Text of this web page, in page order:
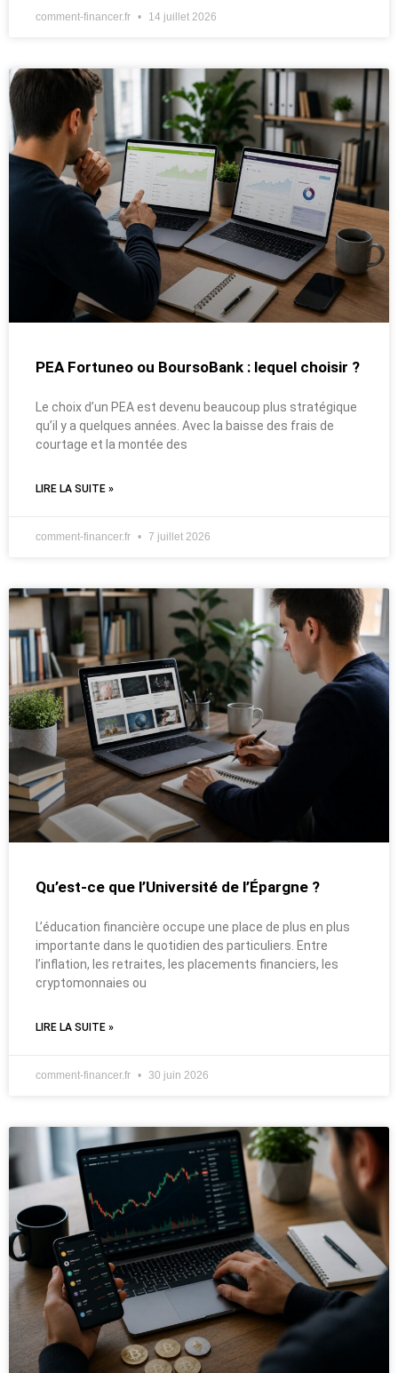
comment-financer.fr 14 juillet 2026
PEA Fortuneo ou BoursoBank : lequel choisir ?
Le choix d’un PEA est devenu beaucoup plus stratégique
qu’il y a quelques années. Avec la baisse des frais de
courtage et la montée des
LIRE LA SUITE »
comment-financer.fr 7 juillet 2026
Qu’est-ce que l’Université de l’Épargne ?
L’éducation financière occupe une place de plus en plus
importante dans le quotidien des particuliers. Entre
l’inflation, les retraites, les placements financiers, les
cryptomonnaies ou
LIRE LA SUITE »
comment-financer.fr 30 juin 2026